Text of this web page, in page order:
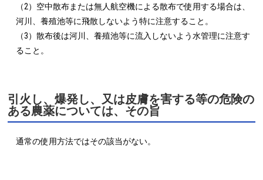
（2）空中散布または無人航空機による散布で使用する場合は、
河川、養殖池等に飛散しないよう特に注意すること。
（3）散布後は河川、養殖池等に流入しないよう水管理に注意す
ること。
引火し、爆発し、又は皮膚を害する等の危険の
ある農薬については、その旨
通常の使用方法ではその該当がない。